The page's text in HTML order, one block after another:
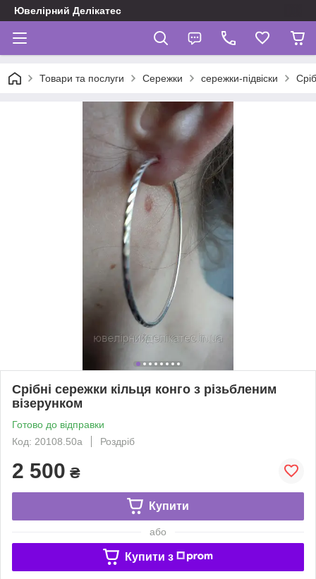
Ювелірний Делікатес
Товари та послуги Сережки сережки-підвіски
Срібні сережки кільця конго з різьбленим
візерунком
Готово до відправки
Код: 20108.50а
Роздріб
2 500 ₴
Купити
або
Купити з